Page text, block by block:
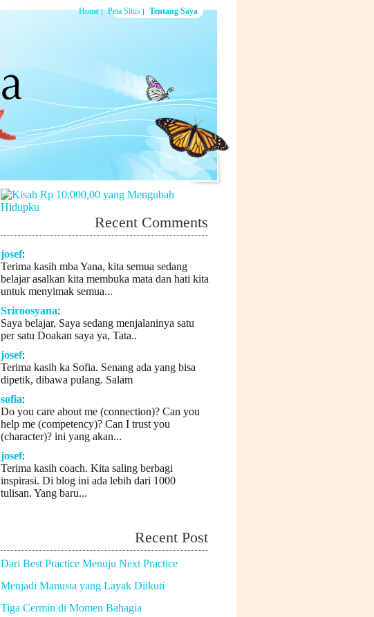
Home Peta Situs Tentang Saya
Recent Comments
josef:
Terima kasih mba Yana, kita semua sedang
belajar asalkan kita membuka mata dan hati kita
untuk menyimak semua...
Sriroosyana:
Saya belajar, Saya sedang menjalaninya satu
per satu Doakan saya ya, Tata..
josef:
Terima kasih ka Sofia. Senang ada yang bisa
dipetik, dibawa pulang. Salam
sofia:
Do you care about me (connection)? Can you
help me (competency)? Can I trust you
(character)? ini yang akan...
josef:
Terima kasih coach. Kita saling berbagi
inspirasi. Di blog ini ada lebih dari 1000
tulisan. Yang baru...
Recent Post
Dari Best Practice Menuju Next Practice
Menjadi Manusia yang Layak Diikuti
Tiga Cermin di Momen Bahagia